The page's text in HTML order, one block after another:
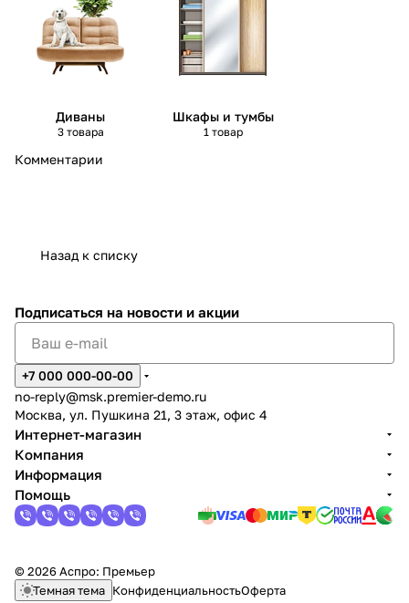
Диваны
3 товара
Шкафы и тумбы
1 товар
Комментарии
Назад к списку
Подписаться на новости и акции
+7 000 000-00-00
no-reply@msk.premier-demo.ru
Москва, ул. Пушкина 21, 3 этаж, офис 4
Интернет-магазин
Компания
Информация
Помощь
© 2026 Аспро: Премьер
Темная тема КонфиденциальностьОферта